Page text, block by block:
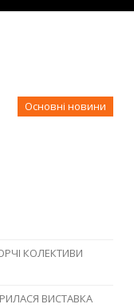
Основні новини
КОЛЕКТИВИ
ВИСТАВКА